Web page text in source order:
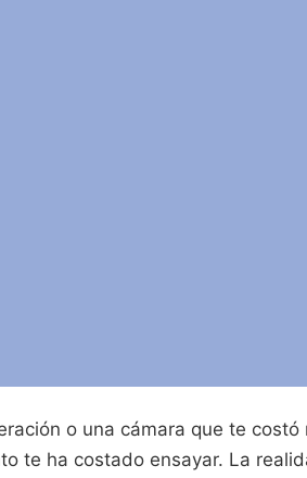
o una cámara que te costó
te ha costado ensayar. La